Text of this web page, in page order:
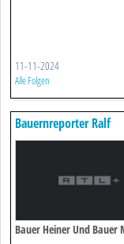
11-11-2024
Alle Folgen
Bauernreporter Ralf
Bauer Heiner Und Bauer